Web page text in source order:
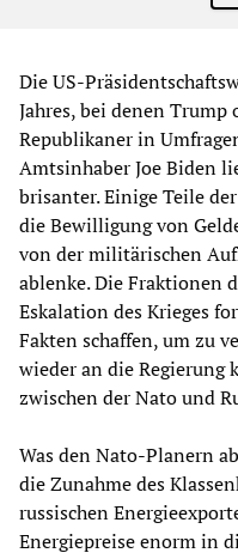
Die US-
Jahres, bei denen
Republikaner in
Amtsinhaber Joe Biden
brisanter. Einige Teile
die Bewilligung von
von der militärischen
ablenke. Die Fraktionen
Eskalation des Krieges
Fakten schaffen, um zu
wieder an die Regierung
zwischen der Nato und
Was den Nato-Planern
die Zunahme des
russischen
Energiepreise enorm in